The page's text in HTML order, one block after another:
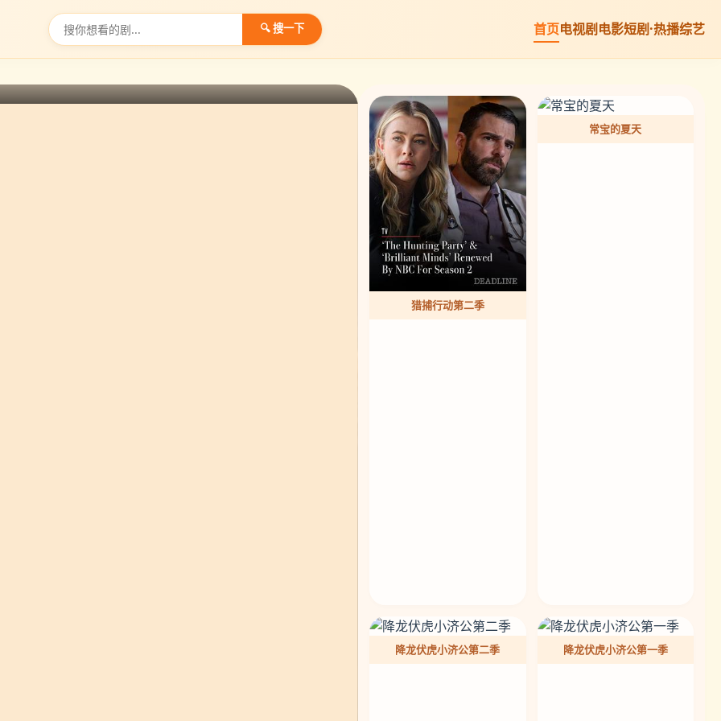
🔍 搜一下 首页电视剧 电影短剧·热播综艺
猎捕行动第二季
常宝的夏天
降龙伏虎小济公第二季 降龙伏虎小济公第一季